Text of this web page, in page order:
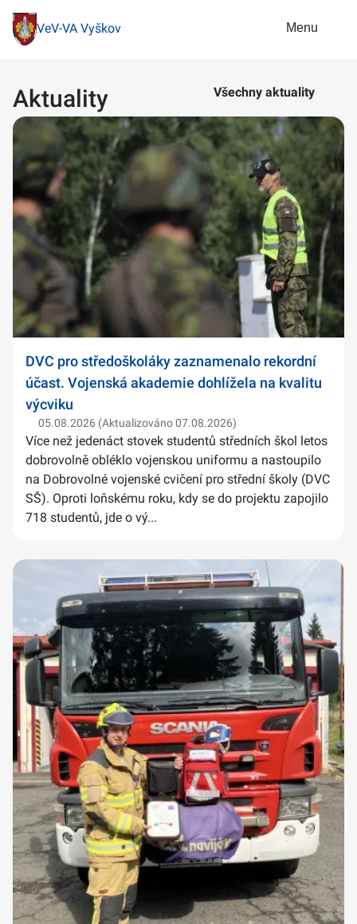
VeV-VA Vyškov Menu
Aktuality Všechny aktuality
DVC pro středoškoláky zaznamenalo rekordní
účast. Vojenská akademie dohlížela na kvalitu
výcviku
05.08.2026 (Aktualizováno 07.08.2026)
Více než jedenáct stovek studentů středních škol letos
dobrovolně obléklo vojenskou uniformu a nastoupilo
na Dobrovolné vojenské cvičení pro střední školy (DVC
SŠ). Oproti loňskému roku, kdy se do projektu zapojilo
718 studentů, jde o vý...